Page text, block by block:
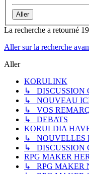
La recherche a retourné
Aller sur la recherche
Aller
KORULINK
↳ DISCUSSION
↳ NOUVEAU
↳ VOS
↳ DEBATS
KORULDIA
↳ NOUVELLES
↳ DISCUSSION
RPG MAKER
↳ RPG MAKER